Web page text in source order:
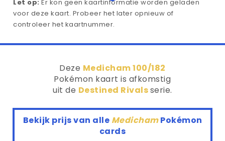
Let op: Er kon geen kaartinformatie worden geladen
voor deze kaart. Probeer het later opnieuw of
controleer het kaartnummer.
Deze Medicham 100/182
Pokémon kaart is afkomstig
uit de Destined Rivalsserie.
Bekijk prijs van alle MedichamPokémon
cards